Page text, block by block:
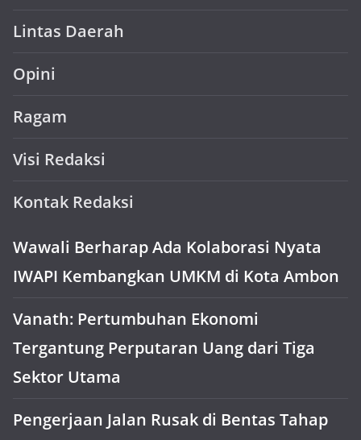
Lintas Daerah
Opini
Ragam
Visi Redaksi
Kontak Redaksi
Wawali Berharap Ada Kolaborasi Nyata
IWAPI Kembangkan UMKM di Kota Ambon
Vanath: Pertumbuhan Ekonomi
Tergantung Perputaran Uang dari Tiga
Sektor Utama
Pengerjaan Jalan Rusak di Bentas Tahap